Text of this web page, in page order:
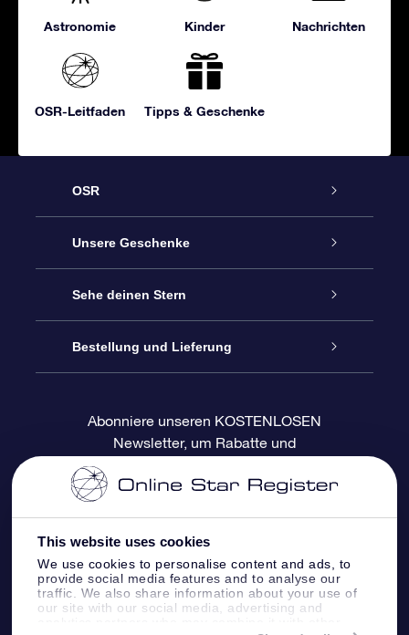
This website uses cookies
We use cookies to personalise content and ads, to
provide social media features and to analyse our
traffic. We also share information about your use of
our site with our social media, advertising and
Astronomie Kinder Nachrichten
OSR-Leitfaden Tipps & Geschenke
OSR
Service
Kontakt
Blog
Bewertungen
Unsere Geschenke
Sterne schenken
OSR-Geschenkpaket
OSR-Geschenkgutschein
Firmengeschenke
Sehe deinen Stern
Sternregister
Personalisierte Sternseite
One Million Stars
OSR-Starsaver
VR-App „Fliege mich zu den Sternen“
Bestellung und Lieferung
Zahlungsinformationen
Versandinformationen
Rückgaberecht
Sternbilder
Abonniere unseren KOSTENLOSEN
Newsletter, um Rabatte und